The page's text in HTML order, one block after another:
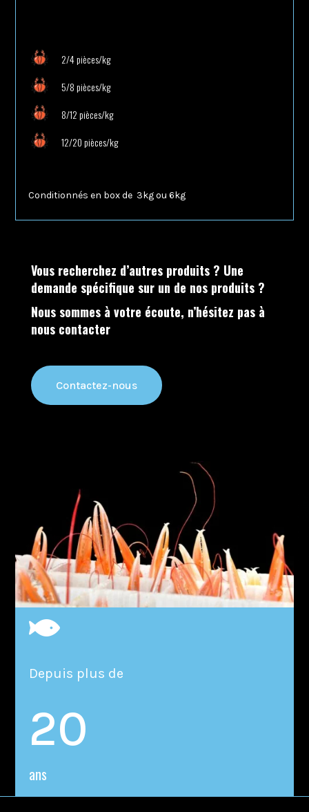
2/4 pièces/kg
5/8 pièces/kg
8/12 pièces/kg
12/20 pièces/kg
Conditionnés en box de 3kg ou 6kg
Vous recherchez d’autres produits ? Une
demande spécifique sur un de nos produits ?
Nous sommes à votre écoute, n’hésitez pas à
nous contacter
Contactez-nous

Depuis plus de
20
ans